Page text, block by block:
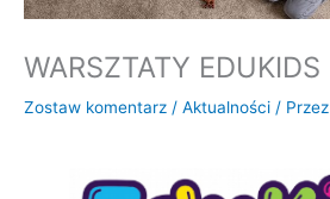
WARSZTATY EDUKIDS
Zostaw komentarz / Aktualności / Przez